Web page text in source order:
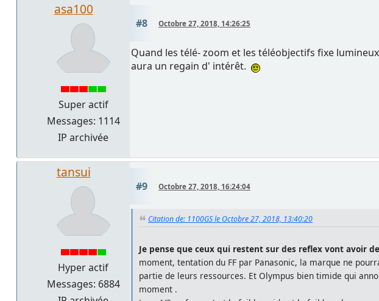
asa100
Super actif
Messages: 1114
IP archivée
#8 Octobre 27, 2018, 14:26:25
Quand les télé- zoom et les téléobjectifs fixe
aura un regain d' intérêt.
tansui
Hyper actif
Messages: 6884
#9 Octobre 27, 2018, 16:24:04
Citation de: 1100GS le Octobre 27, 2018, 13:40:20
Je pense que ceux qui restent sur des reflex vont avoir
moment, tentation du FF par Panasonic, la marque ne
partie de leurs ressources. Et Olympus bien timide qui
moment .